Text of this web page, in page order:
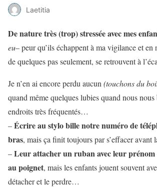
Laetitia
De nature très (trop) stressée avec mes
eu– peur qu’ils échappent à ma vigilance et en
de quelques pas seulement, se retrouvent à
Je n’en ai encore perdu aucun (touchons du
quand même quelques lubies quand nous nous
endroits très fréquentés…
–Écrire au stylo bille notre numéro de
bras, mais ça finit toujours par s’effacer avant
–Leur attacher un ruban avec leur
au poignet, mais les enfants jouent souvent
détacher et le perdre…